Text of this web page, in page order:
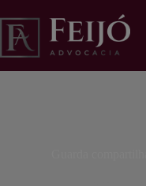
para
conteúdo